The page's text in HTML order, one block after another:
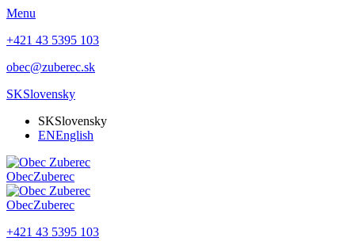
Menu
+421 43 5395 103
obec@zuberec.sk
SKSlovensky
SKSlovensky
ENEnglish
ObecZuberec
ObecZuberec
+421 43 5395 103